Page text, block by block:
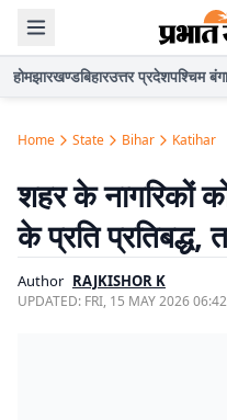
होमझारखण्डबिहारउत्तर प्रदेशपश्चिम
Home State Bihar Katihar
शहर के नागरिकों
के प्रति प्रतिबद्ध,
Author RAJKISHOR K
UPDATED: FRI, 15 MAY 2026